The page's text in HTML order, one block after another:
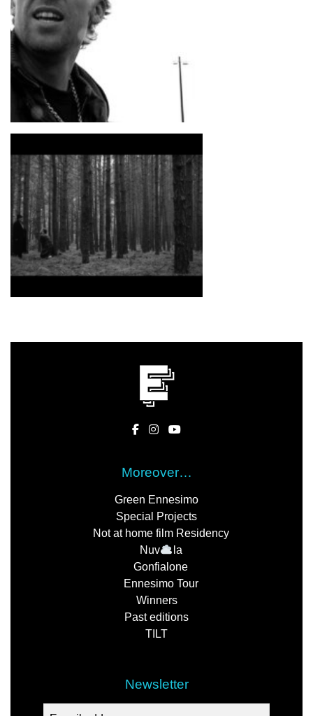
Moreover…
Green Ennesimo
Special Projects
Not at home film Residency
Nuv
la
Gonfialone
Ennesimo Tour
Winners
Past editions
TILT
Newsletter